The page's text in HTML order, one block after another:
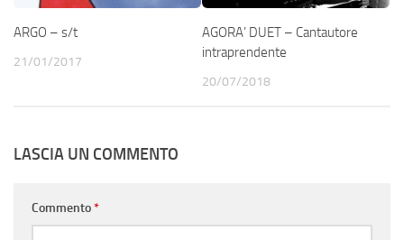
ARGO – s/t
21/01/2017
AGORA’ DUET – Cantautore
intraprendente
20/07/2018
LASCIA UN COMMENTO
Commento*